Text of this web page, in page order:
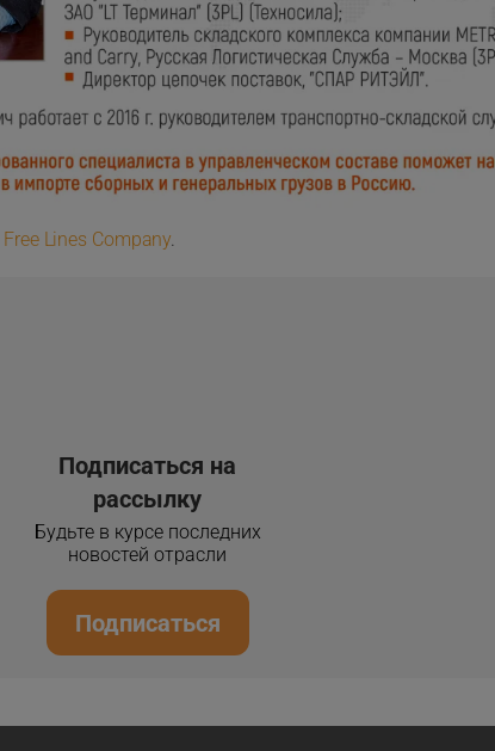
Free Lines Company.
Подписаться на
рассылку
Будьте в курсе последних
новостей отрасли
Подписаться